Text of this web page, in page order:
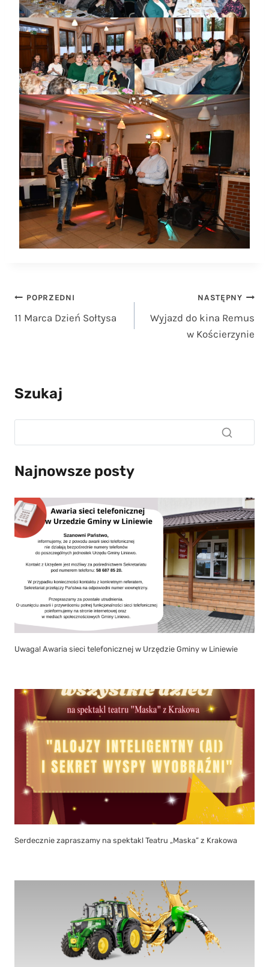
Nawigacja
wpisu
POPRZEDNI
11 Marca Dzień Sołtysa
NASTĘPNY
Wyjazd do kina Remus
w Kościerzynie
Szukaj
Najnowsze posty
Uwaga! Awaria sieci telefonicznej w Urzędzie Gminy w Liniewie
Serdecznie zapraszamy na spektakl Teatru „Maska” z Krakowa